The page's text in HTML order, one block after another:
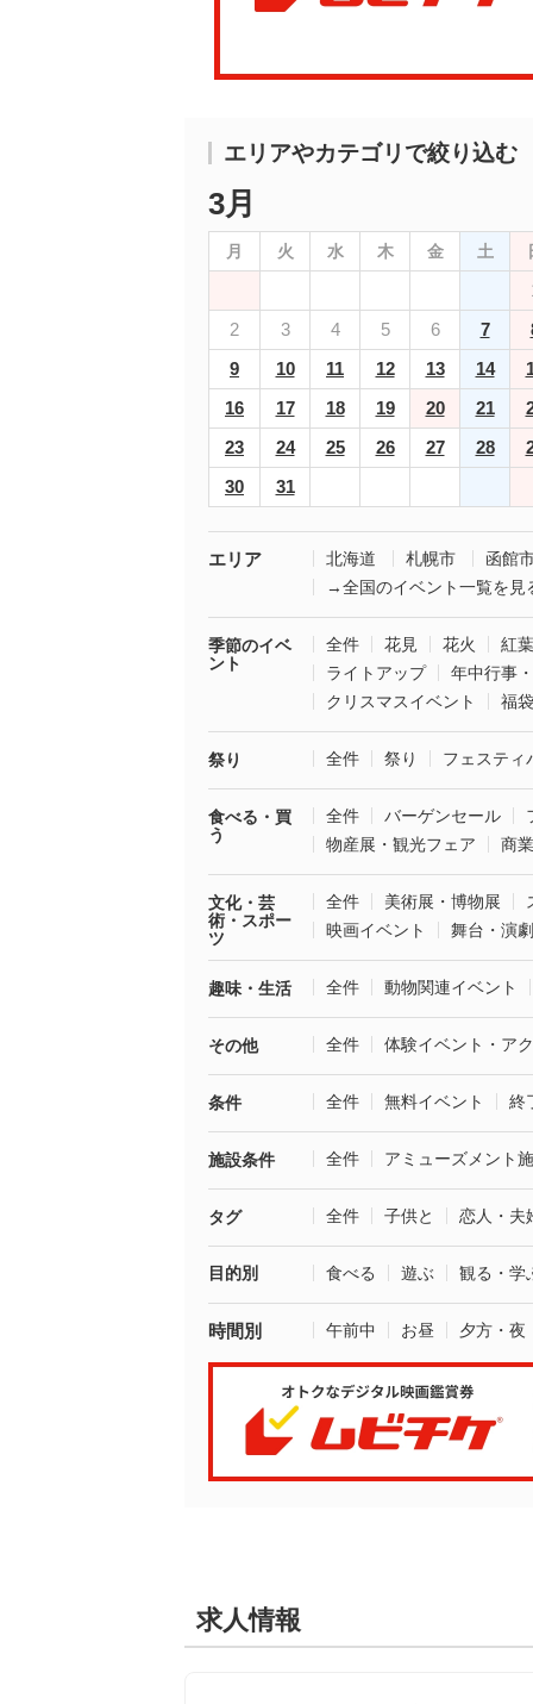
エリアやカテゴリで絞り込む
3月
月 火 水 木 金 土
2
3 4 5 6 7
9
10 11 12 13 14
16
17 18 19 20 21
23
24 25 26 27 28
30
31
エリア 北海道 札幌市
函館
→全国のイベント一覧を見
季節のイベ
ント
全件 花見 花火
紅葉
ライトアップ
年中行事
クリスマスイベント
福
祭り 全件 祭り フェスティ
食べる・買
う
全件 バーゲンセール
物産展・観光フェア
商
文化・芸
術・スポー
ツ
全件 美術展・博物展
映画イベント
舞台・演劇
趣味・生活 全件 動物関連イベント
その他 全件 体験イベント・ア
条件 全件 無料イベント 終
施設条件 全件 アミューズメント
タグ 全件 子供と 恋人・夫
目的別 食べる 遊ぶ 観る・学
時間別 午前中 お昼 夕方・夜
求人情報